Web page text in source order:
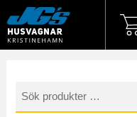
efter: